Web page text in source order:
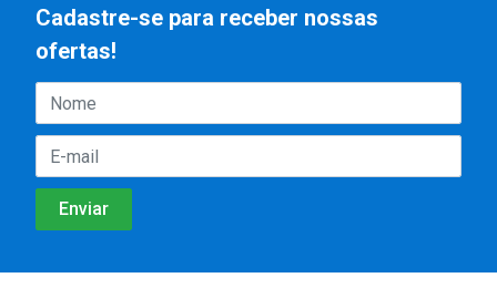
Cadastre-se para receber nossas
ofertas!